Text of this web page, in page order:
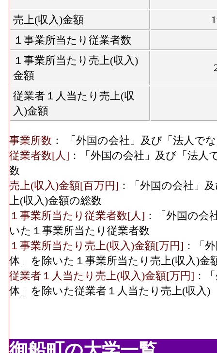
売上(収入)金額
１事業所当たり従業者数
１事業所当たり売上(収入)
金額
従業者１人当たり売上(収
入)金額
事業所数 ： 「外国の会社」及び「法人で
従業者数[人] ：「外国の会社」及び「法
数
売上(収入)金額[百万円] ：「外国の会社」
上(収入)金額の総数
１事業所当たり従業者数[人] ：「外国の会
いた１事業所当たり従業者数
１事業所当たり売上(収入)金額[万円] ：「
体」を除いた１事業所当たり売上(収入)金
従業者１人当たり売上(収入)金額[万円] ：
体」を除いた従業者１人当たり売上(収入)